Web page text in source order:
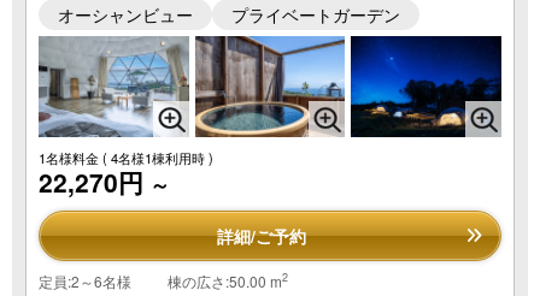
オーシャンビュー
プライベートガーデン
1名様料金( 4名様1棟利用時 )
22,270円 ～
詳細/ご予約
定員:2～6名様 棟の広さ:50.00 m2